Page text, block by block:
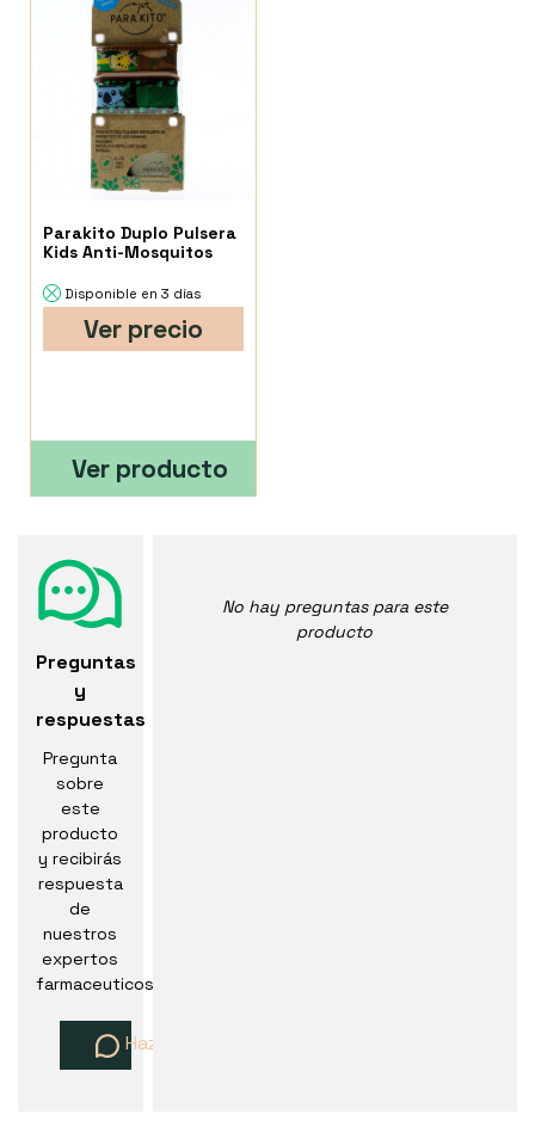
Parakito Duplo Pulsera
Kids Anti-Mosquitos
Disponible en 3 días
Ver precio
Ver producto
Preguntas
y
respuestas
Pregunta
sobre
este
producto
y recibirás
respuesta
de
nuestros
expertos
farmaceuticos
Haz una pregunta
No hay preguntas para este
producto